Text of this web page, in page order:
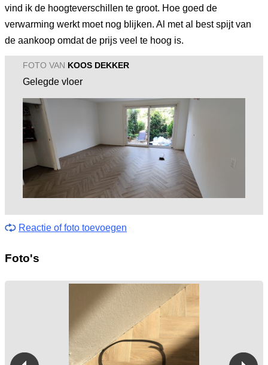
vind ik de hoogteverschillen te groot. Hoe goed de
verwarming werkt moet nog blijken. Al met al best spijt van
de aankoop omdat de prijs veel te hoog is.
FOTO VAN KOOS DEKKER
Gelegde vloer
Reactie of foto toevoegen
Foto's